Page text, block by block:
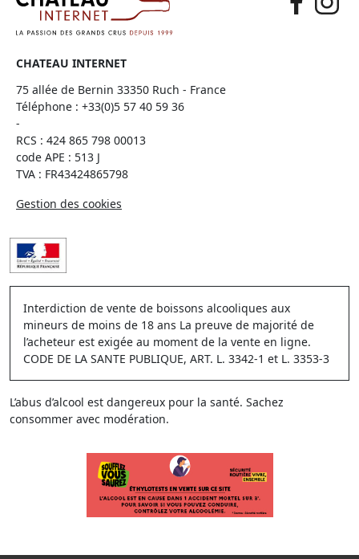
CHATEAU INTERNET
75 allée de Bernin 33350 Ruch - France
Téléphone : +33(0)5 57 40 59 36
-
RCS : 424 865 798 00013
code APE : 513 J
TVA : FR43424865798
Gestion des cookies
Interdiction de vente de boissons alcooliques aux
mineurs de moins de 18 ans La preuve de majorité de
l’acheteur est exigée au moment de la vente en ligne.
CODE DE LA SANTE PUBLIQUE, ART. L. 3342-1 et L. 3353-3
L’abus d’alcool est dangereux pour la santé. Sachez
consommer avec modération.